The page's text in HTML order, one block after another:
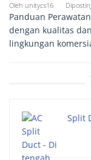
Oleh unitycs16
Panduan
dengan kualitas
lingkungan
Split